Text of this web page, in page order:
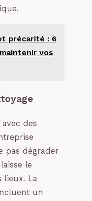
précarité : 6
vos
des
pas dégrader
le
lieux. La
un